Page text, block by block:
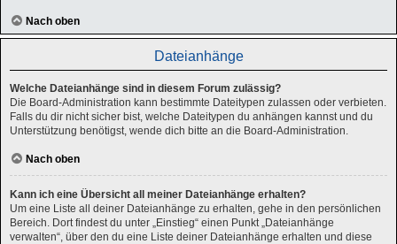
Nach oben
Dateianhänge
Welche Dateianhänge sind in diesem Forum zulässig?
Die Board-Administration kann bestimmte Dateitypen zulassen oder verbieten.
Falls du dir nicht sicher bist, welche Dateitypen du anhängen kannst und du
Unterstützung benötigst, wende dich bitte an die Board-Administration.
Nach oben
Kann ich eine Übersicht all meiner Dateianhänge erhalten?
Um eine Liste all deiner Dateianhänge zu erhalten, gehe in den persönlichen
Bereich. Dort findest du unter „Einstieg“ einen Punkt „Dateianhänge
verwalten“, über den du eine Liste deiner Dateianhänge erhalten und diese